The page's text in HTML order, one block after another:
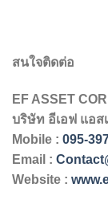
สนใจติดต่อ
EF ASSET
บริษัท อีเอฟ แอส
Mobile : 095-
Email :
Website :